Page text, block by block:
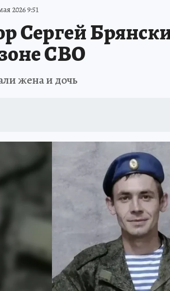
АФИША
2026 9:51
Сергей
СВО
жена и дочь